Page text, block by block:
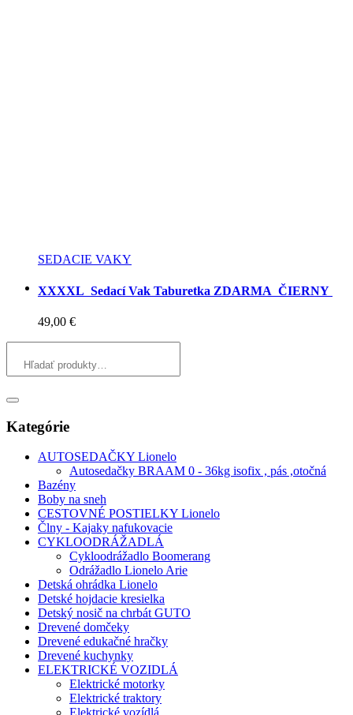
SEDACIE VAKY
XXXXL Sedací Vak Taburetka ZDARMA ČIERNY
49,00 €
Kategórie
AUTOSEDAČKY Lionelo
Autosedačky BRAAM 0 - 36kg isofix , pás ,otočná
Bazény
Boby na sneh
CESTOVNÉ POSTIELKY Lionelo
Člny - Kajaky nafukovacie
CYKLOODRÁŽADLÁ
Cykloodrážadlo Boomerang
Odrážadlo Lionelo Arie
Detská ohrádka Lionelo
Detské hojdacie kresielka
Detský nosič na chrbát GUTO
Drevené domčeky
Drevené edukačné hračky
Drevené kuchynky
ELEKTRICKÉ VOZIDLÁ
Elektrické motorky
Elektrické traktory